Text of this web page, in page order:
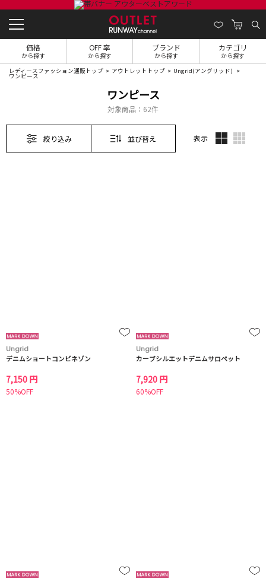
価格
から探す
OFF 率
から探す
ブランド
から探す
カテゴリ
から探す
レディースファッション通販トップ アウトレットトップ Ungrid(アングリッド)
ワンピース
ワンピース
対象商品： 62件
絞り込み 並び替え 表示
Ungrid
デニムショートコンビネゾン
7,150 円
50%OFF
Ungrid
カーブシルエットデニムサロペット
7,920 円
60%OFF